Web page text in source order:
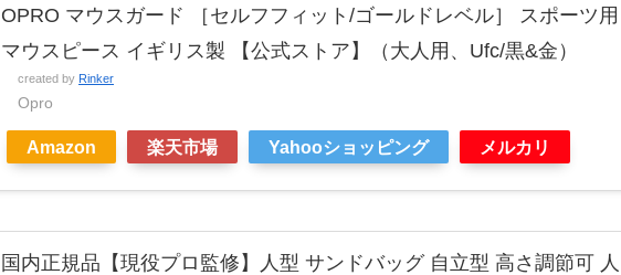
OPRO マウスガード ［セルフフィット/ゴールドレベル］ スポーツ用
マウスピース イギリス製 【公式ストア】（大人用、Ufc/黒&金）
created by Rinker
Opro
Amazon 楽天市場 Yahooショッピング メルカリ
国内正規品【現役プロ監修】人型 サンドバッグ 自立型 高さ調節可 人